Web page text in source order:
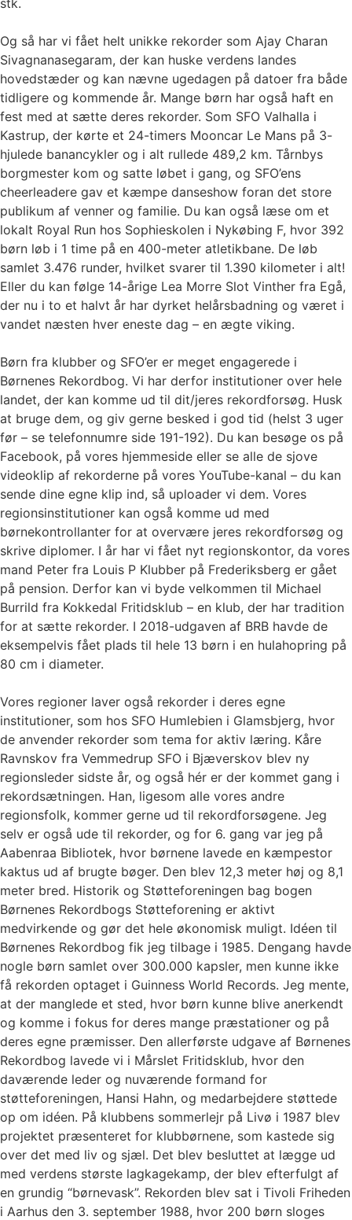
Og så har vi fået helt unikke rekorder som Ajay Charan
Sivagnanasegaram, der kan huske verdens landes
hovedstæder og kan nævne ugedagen på datoer fra både
tidligere og kommende år. Mange børn har også haft en
fest med at sætte deres rekorder. Som SFO Valhalla i
Kastrup, der kørte et 24-timers Mooncar Le Mans på 3-
hjulede banancykler og i alt rullede 489,2 km. Tårnbys
borgmester kom og satte løbet i gang, og SFO’ens
cheerleadere gav et kæmpe danseshow foran det store
publikum af venner og familie. Du kan også læse om et
lokalt Royal Run hos Sophieskolen i Nykøbing F, hvor 392
børn løb i 1 time på en 400-meter atletikbane. De løb
samlet 3.476 runder, hvilket svarer til 1.390 kilometer i alt!
Eller du kan følge 14-årige Lea Morre Slot Vinther fra Egå,
der nu i to et halvt år har dyrket helårsbadning og været i
vandet næsten hver eneste dag – en ægte viking.
Børn fra klubber og SFO’er er meget engagerede i
Børnenes Rekordbog. Vi har derfor institutioner over hele
landet, der kan komme ud til dit/jeres rekordforsøg. Husk
at bruge dem, og giv gerne besked i god tid (helst 3 uger
før – se telefonnumre side 191-192). Du kan besøge os på
Facebook, på vores hjemmeside eller se alle de sjove
videoklip af rekorderne på vores YouTube-kanal – du kan
sende dine egne klip ind, så uploader vi dem. Vores
regionsinstitutioner kan også komme ud med
børnekontrollanter for at overvære jeres rekordforsøg og
skrive diplomer. I år har vi fået nyt regionskontor, da vores
mand Peter fra Louis P Klubber på Frederiksberg er gået
på pension. Derfor kan vi byde velkommen til Michael
Burrild fra Kokkedal Fritidsklub – en klub, der har tradition
for at sætte rekorder. I 2018-udgaven af BRB havde de
eksempelvis fået plads til hele 13 børn i en hulahopring på
80 cm i diameter.
Vores regioner laver også rekorder i deres egne
institutioner, som hos SFO Humlebien i Glamsbjerg, hvor
de anvender rekorder som tema for aktiv læring. Kåre
Ravnskov fra Vemmedrup SFO i Bjæverskov blev ny
regionsleder sidste år, og også hér er der kommet gang i
rekordsætningen. Han, ligesom alle vores andre
regionsfolk, kommer gerne ud til rekordforsøgene. Jeg
selv er også ude til rekorder, og for 6. gang var jeg på
Aabenraa Bibliotek, hvor børnene lavede en kæmpestor
kaktus ud af brugte bøger. Den blev 12,3 meter høj og 8,1
meter bred. Historik og Støtteforeningen bag bogen
Børnenes Rekordbogs Støtteforening er aktivt
medvirkende og gør det hele økonomisk muligt. Idéen til
Børnenes Rekordbog fik jeg tilbage i 1985. Dengang havde
nogle børn samlet over 300.000 kapsler, men kunne ikke
få rekorden optaget i Guinness World Records. Jeg mente,
at der manglede et sted, hvor børn kunne blive anerkendt
og komme i fokus for deres mange præstationer og på
deres egne præmisser. Den allerførste udgave af Børnenes
Rekordbog lavede vi i Mårslet Fritidsklub, hvor den
daværende leder og nuværende formand for
støtteforeningen, Hansi Hahn, og medarbejdere støttede
op om idéen. På klubbens sommerlejr på Livø i 1987 blev
projektet præsenteret for klubbørnene, som kastede sig
over det med liv og sjæl. Det blev besluttet at lægge ud
med verdens største lagkagekamp, der blev efterfulgt af
en grundig “børnevask”. Rekorden blev sat i Tivoli Friheden
i Aarhus den 3. september 1988, hvor 200 børn sloges